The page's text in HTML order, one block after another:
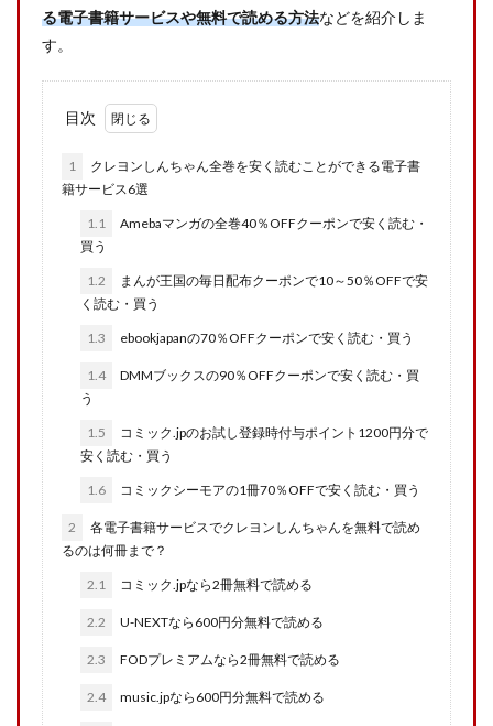
る電子書籍サービスや無料で読める方法などを紹介しま
す。
目次
1
クレヨンしんちゃん全巻を安く読むことができる電子書
籍サービス6選
1.1
Amebaマンガの全巻40％OFFクーポンで安く読む・
買う
1.2
まんが王国の毎日配布クーポンで10～50％OFFで安
く読む・買う
1.3 ebookjapanの70％OFFクーポンで安く読む・買う
1.4
DMMブックスの90％OFFクーポンで安く読む・買
う
1.5
コミック.jpのお試し登録時付与ポイント1200円分で
安く読む・買う
1.6 コミックシーモアの1冊70％OFFで安く読む・買う
2
各電子書籍サービスでクレヨンしんちゃんを無料で読め
るのは何冊まで？
2.1 コミック.jpなら2冊無料で読める
2.2 U-NEXTなら600円分無料で読める
2.3 FODプレミアムなら2冊無料で読める
2.4 music.jpなら600円分無料で読める